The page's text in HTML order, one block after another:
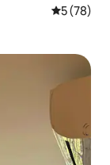
Średnia
5 (78)